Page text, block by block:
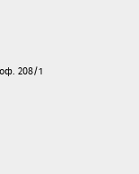
208/1